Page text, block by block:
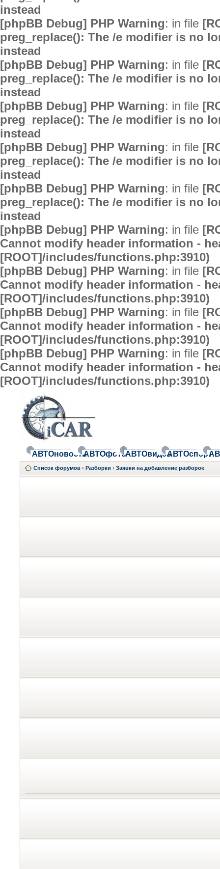
instead
[phpBB Debug] PHP Warning: in file
preg_replace(): The /e modifier is no
instead
[phpBB Debug] PHP Warning: in file
preg_replace(): The /e modifier is no
instead
[phpBB Debug] PHP Warning: in file
preg_replace(): The /e modifier is no
instead
[phpBB Debug] PHP Warning: in file
preg_replace(): The /e modifier is no
instead
[phpBB Debug] PHP Warning: in file
preg_replace(): The /e modifier is no
instead
[phpBB Debug] PHP Warning: in file
Cannot modify header information -
[ROOT]/includes/functions.php:3910)
[phpBB Debug] PHP Warning: in file
Cannot modify header information -
[ROOT]/includes/functions.php:3910)
[phpBB Debug] PHP Warning: in file
Cannot modify header information -
[ROOT]/includes/functions.php:3910)
[phpBB Debug] PHP Warning: in file
Cannot modify header information -
[ROOT]/includes/functions.php:3910)
АВТОновостиАВТОфотоАВТОвидеоАВТОспорт
Список форумов ‹ Разборки ‹ Заявки на добавление разборок